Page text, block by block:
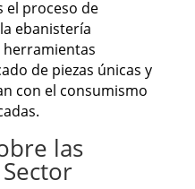
el proceso de
ebanistería
de piezas únicas y
con el consumismo
las